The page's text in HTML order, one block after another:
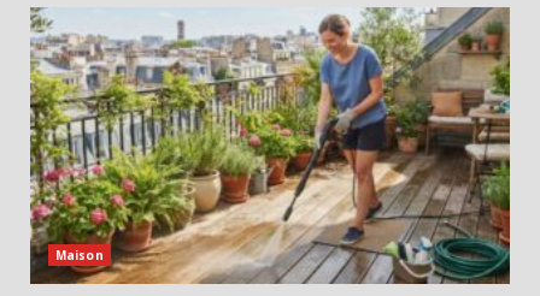
Maison